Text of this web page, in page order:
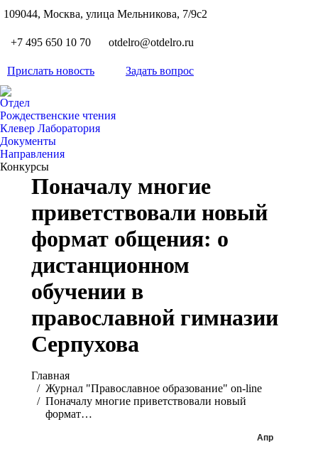
109044, Москва, улица Мельникова, 7/9с2
+7 495 650 10 70 otdelro@otdelro.ru
Прислать новость Задать вопрос
Отдел
Рождественские чтения
Клевер Лаборатория
Документы
Направления
Конкурсы
Поначалу многие
приветствовали новый
формат общения: о
дистанционном
обучении в
православной гимназии
Серпухова
Главная
Журнал "Православное образование" on-line
Поначалу многие приветствовали новый
формат…
Апр